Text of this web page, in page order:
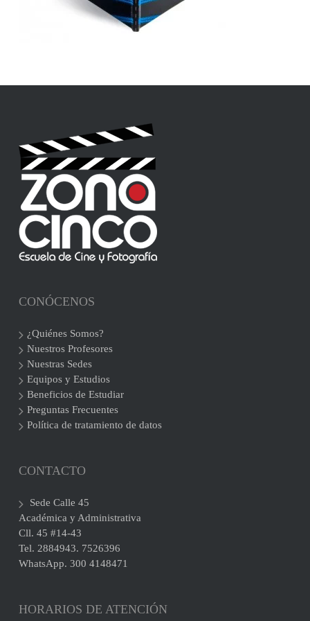
CONÓCENOS
¿Quiénes Somos?
Nuestros Profesores
Nuestras Sedes
Equipos y Estudios
Beneficios de Estudiar
Preguntas Frecuentes
Política de tratamiento de datos
CONTACTO
Sede Calle 45
Académica y Administrativa
Cll. 45 #14-43
Tel. 2884943. 7526396
WhatsApp. 300 4148471
HORARIOS DE ATENCIÓN